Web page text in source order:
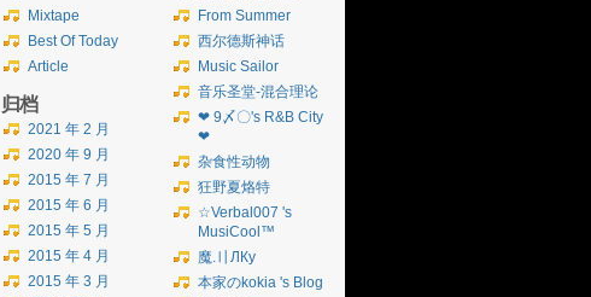
From Summer
西尔德斯神话
Music Sailor
音乐圣堂-混合理论
❤ 9〆〇's R&B City
❤
杂食性动物
狂野夏烙特
☆Verbal007 's
MusiCool™
魔.〢ЛКу
本家のkokia 's Blog
Mixtape
Best Of Today
Article
归档
2021 年 2 月
2020 年 9 月
2015 年 7 月
2015 年 6 月
2015 年 5 月
2015 年 4 月
2015 年 3 月